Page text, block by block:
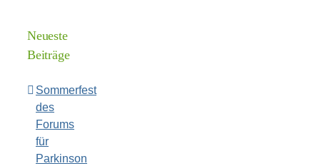
Neueste
Beiträge
Sommerfest
des
Forums
für
Parkinson